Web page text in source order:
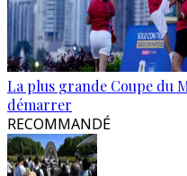
La plus grande Coupe du
démarrer
RECOMMANDÉ